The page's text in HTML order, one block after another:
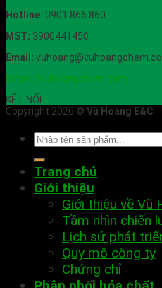
Hotline: 0901 866 860
MST: 3900441450
Email:
https://vuhoangchem.com
KẾT NỐI
Copyright 2026 © Vũ Hoàng E&C
Trang chủ
Giới thiệu
Giới thiệu về Vũ
Tầm nhìn chiến
Lịch sử phát
Quy mô công ty
Chứng chỉ